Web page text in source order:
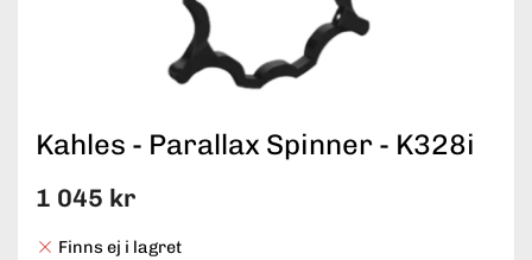
Kahles - Parallax Spinner - K328i
1 045 kr
Finns ej i lagret